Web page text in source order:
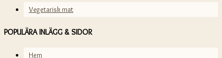
Vegetarisk mat
POPULÄRA INLÄGG & SIDOR
Hem